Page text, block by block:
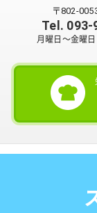
〒802-
Tel. 093-
月曜日～金曜